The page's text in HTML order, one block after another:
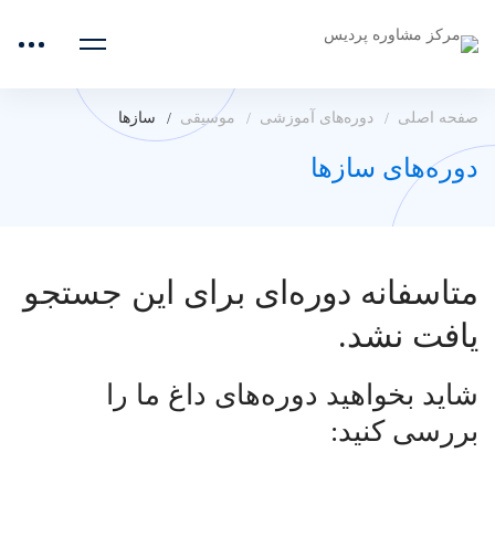
صفحه اصلی دوره‌های آموزشی موسیقی سازها
دوره‌های سازها
متاسفانه دوره‌ای برای این جستجو
یافت نشد.
شاید بخواهید دوره‌های داغ ما را
بررسی کنید: